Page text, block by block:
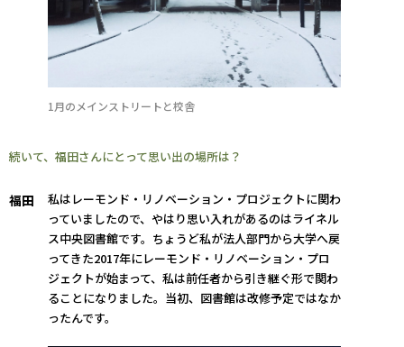
1月のメインストリートと校舎
続いて、福田さんにとって思い出の場所は？
福田
私はレーモンド・リノベーション・プロジェクトに関わ
っていましたので、やはり思い入れがあるのはライネル
ス中央図書館です。ちょうど私が法人部門から大学へ戻
ってきた2017年にレーモンド・リノベーション・プロ
ジェクトが始まって、私は前任者から引き継ぐ形で関わ
ることになりました。当初、図書館は改修予定ではなか
ったんです。